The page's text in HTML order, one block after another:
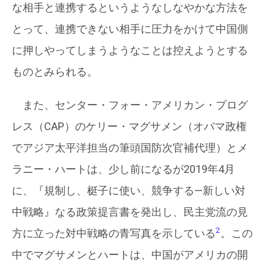
な相手と連携するというようなしなやかな方法を
とって、連携できない相手に圧力をかけて中国側
に押しやってしまうようなことは控えようとする
ものとみられる。
また、センター・フォー・アメリカン・プログ
レス（CAP）のケリー・マグサメン（オバマ政権
でアジア太平洋担当の筆頭国防次官補代理）とメ
ラニー・ハートは、少し前になるが2019年4月
に、『規制し、梃子に使い、競争する—新しい対
中戦略』なる政策提言書を発出し、民主党流の見
方に立った対中戦略の青写真を示している2。この
中でマグサメンとハートは、中国がアメリカの開